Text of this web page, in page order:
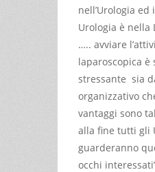
nell’Urologia
Urologia è nella
….. avviare
laparoscopica è
stressante sia
organizzativo
vantaggi sono
alla fine tutti gli
guarderanno
occhi